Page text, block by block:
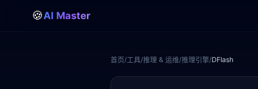
🍪AI Master
首页/工具/推理 & 运维/推理引擎/DFlash